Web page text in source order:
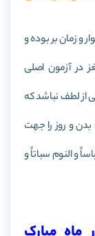
و زمان بر بوده و
در آزمون اصلی
از لطف نباشد که
و روز را جهت
و النوم سباتاً و